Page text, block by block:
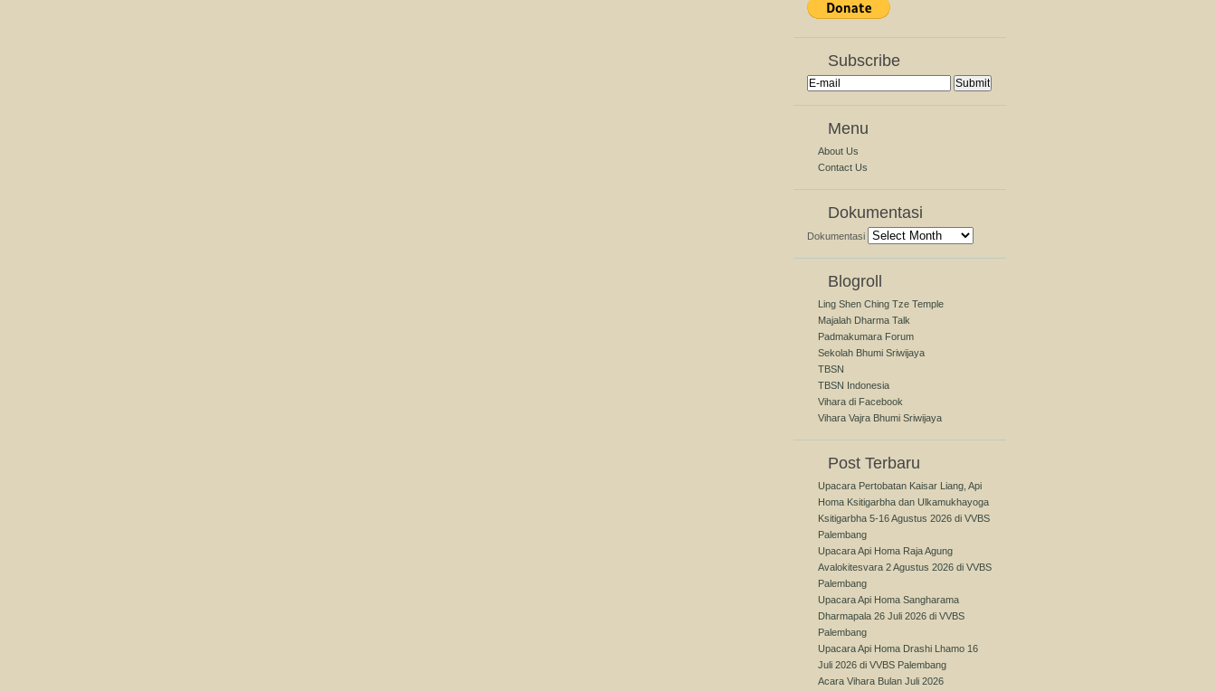
Subscribe
Menu
About Us
Contact Us
Dokumentasi
Dokumentasi
Blogroll
Ling Shen Ching Tze Temple
Majalah Dharma Talk
Padmakumara Forum
Sekolah Bhumi Sriwijaya
TBSN
TBSN Indonesia
Vihara di Facebook
Vihara Vajra Bhumi Sriwijaya
Post Terbaru
Upacara Pertobatan Kaisar Liang, Api
Homa Ksitigarbha dan Ulkamukhayoga
Ksitigarbha 5-16 Agustus 2026 di VVBS
Palembang
Upacara Api Homa Raja Agung
Avalokitesvara 2 Agustus 2026 di VVBS
Palembang
Upacara Api Homa Sangharama
Dharmapala 26 Juli 2026 di VVBS
Palembang
Upacara Api Homa Drashi Lhamo 16
Juli 2026 di VVBS Palembang
Acara Vihara Bulan Juli 2026